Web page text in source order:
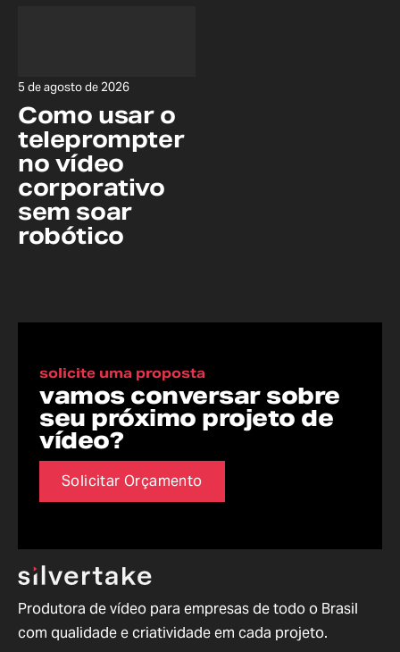
Como usar o
teleprompter
no vídeo
corporativo
sem soar
robótico
5 de agosto de 2026
solicite uma proposta
vamos conversar sobre
seu próximo projeto de
vídeo?
Solicitar Orçamento
Produtora de vídeo para empresas de todo o Brasil
com qualidade e criatividade em cada projeto.